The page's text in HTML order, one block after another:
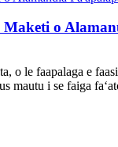
o
o le faapalaga e
mautu i se faiga